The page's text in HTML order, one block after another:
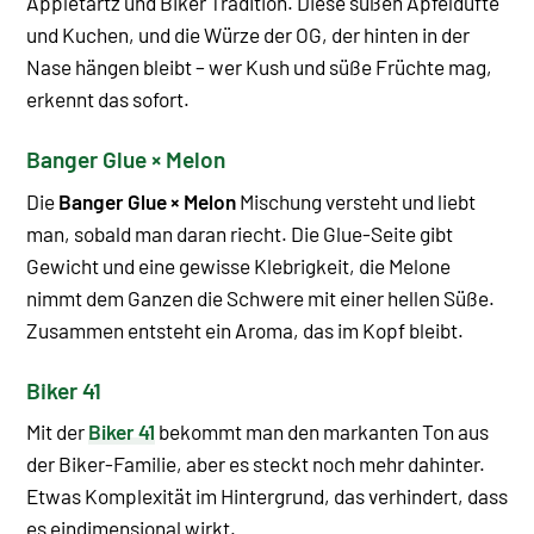
und Kuchen, und die Würze der OG, der hinten in der
Nase hängen bleibt – wer Kush und süße Früchte mag,
erkennt das sofort.
Banger Glue × Melon
Die Banger Glue × Melon Mischung versteht und liebt
man, sobald man daran riecht. Die Glue-Seite gibt
Gewicht und eine gewisse Klebrigkeit, die Melone
nimmt dem Ganzen die Schwere mit einer hellen Süße.
Zusammen entsteht ein Aroma, das im Kopf bleibt.
Biker 41
Mit der Biker 41 bekommt man den markanten Ton aus
der Biker-Familie, aber es steckt noch mehr dahinter.
Etwas Komplexität im Hintergrund, das verhindert, dass
es eindimensional wirkt.